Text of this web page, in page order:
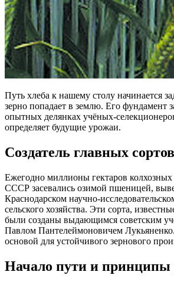
Путь хлеба к нашему столу начинается
зерно попадает в землю. Его фундамент
опытных делянках учёных-
определяет будущие урожаи.
Создатель главных
Ежегодно миллионы гектаров
СССР засевались озимой пшеницей,
Краснодарском научно-
сельского хозяйства. Эти сорта,
были созданы выдающимся советским
Павлом Пантелеймоновичем Лукьяненко.
основой для устойчивого зернового
Начало пути и принципы